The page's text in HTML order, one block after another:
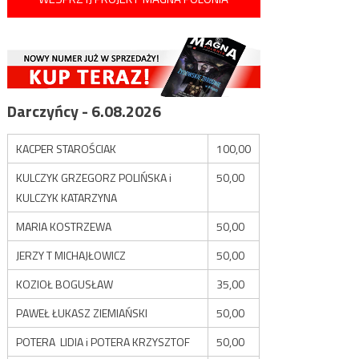
Darczyńcy - 6.08.2026
KACPER STAROŚCIAK
100,00
KULCZYK GRZEGORZ POLIŃSKA i
KULCZYK KATARZYNA
50,00
MARIA KOSTRZEWA
50,00
JERZY T MICHAJŁOWICZ
50,00
KOZIOŁ BOGUSŁAW
35,00
PAWEŁ ŁUKASZ ZIEMIAŃSKI
50,00
POTERA LIDIA i POTERA KRZYSZTOF
50,00